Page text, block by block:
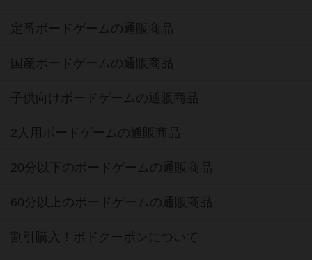
定番ボードゲームの通販商品
国産ボードゲームの通販商品
子供向けボードゲームの通販商品
2人用ボードゲームの通販商品
20分以下のボードゲームの通販商品
60分以上のボードゲームの通販商品
割引購入！ボドクーポンについて